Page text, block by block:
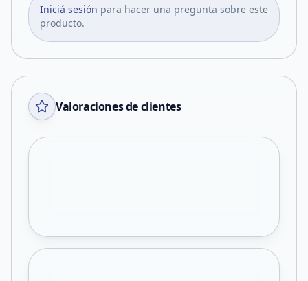
Iniciá sesión para hacer una pregunta sobre este
producto.
Valoraciones de clientes